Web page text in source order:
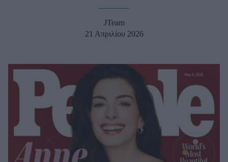
Beauty News
Well being
Ψυχολογία
Υγεία + Διατροφή
Σχέσεις & Σεξ
Fitness
JTeam
21 Απριλίου 2026